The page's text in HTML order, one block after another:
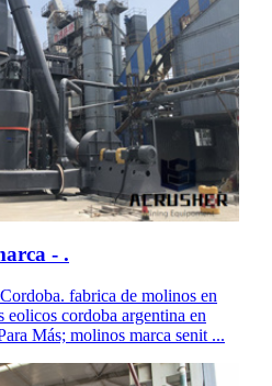
- .
fabrica de molinos en
cordoba argentina en
Más; molinos marca senit ...